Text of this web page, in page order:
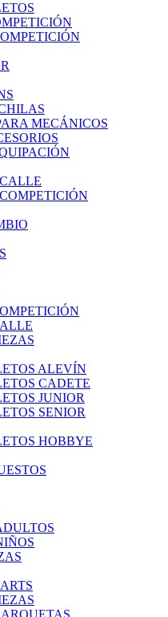
MECÁNICOS
ALEVÍN
CADETE
JUNIOR
SENIOR
HOBBYE